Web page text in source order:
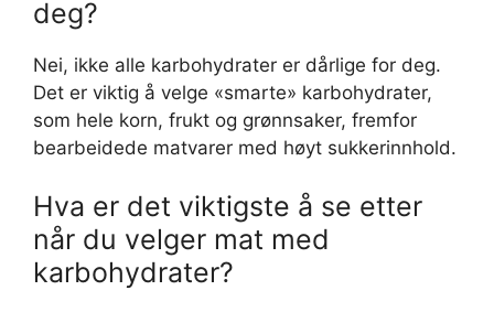
deg?
Nei, ikke alle karbohydrater er dårlige for deg.
Det er viktig å velge «smarte» karbohydrater,
som hele korn, frukt og grønnsaker, fremfor
bearbeidede matvarer med høyt sukkerinnhold.
Hva er det viktigste å se etter
når du velger mat med
karbohydrater?